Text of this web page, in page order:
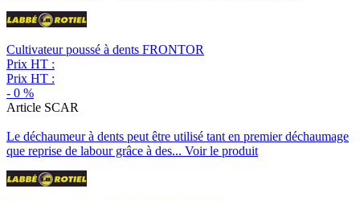
Cultivateur poussé à dents FRONTOR
Prix HT :
Prix HT :
- 0 %
Article SCAR
Le déchaumeur à dents peut être utilisé tant en premier déchaumage
que reprise de labour grâce à des... Voir le produit